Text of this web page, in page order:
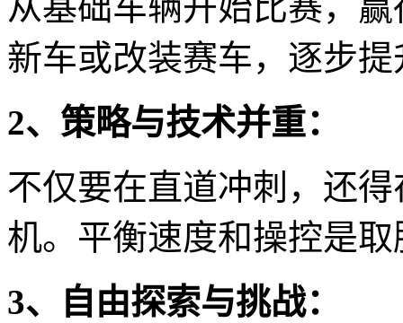
从基础车辆开始比赛，
新车或改装赛车，逐步
2、策略与技术并重：
不仅要在直道冲刺，还
机。平衡速度和操控是
3、自由探索与挑战：